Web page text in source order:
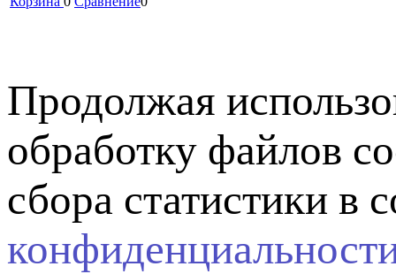
Продолжая
обработку файлов
сбора статистики в